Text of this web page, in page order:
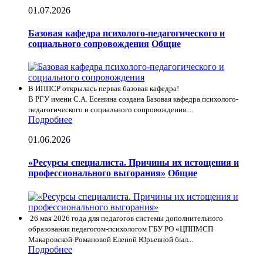
01.07.2026
Базовая кафедра психолого-педагогического и
социального сопровождения Общие
В ИППСР открылась первая базовая кафедра!
В РГУ имени С.А. Есенина создана Базовая кафедра психолого-
педагогического и социального сопровождения....
Подробнее
01.06.2026
«Ресурсы специалиста. Причины их истощения и
профессионального выгорания» Общие
26 мая 2026 года для педагогов системы дополнительного
образования педагогом-психологом ГБУ РО «ЦППМСП
Макаровской-Романовой Еленой Юрьевной был...
Подробнее